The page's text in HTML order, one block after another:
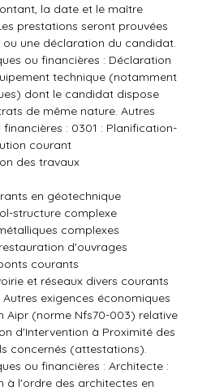
la date et le maître
prestations seront prouvées
une déclaration du candidat.
ou financières : Déclaration
technique (notamment
dont le candidat dispose
de même nature. Autres
: 0301 : Planification-
courant
des travaux
en géotechnique
structure complexe
complexes
d'ouvrages
courants
et réseaux divers courants
exigences économiques
Aipr (norme Nfs70-003) relative
d'Intervention à Proximité des
concernés (attestations).
ou financières : Architecte :
à l'ordre des architectes en